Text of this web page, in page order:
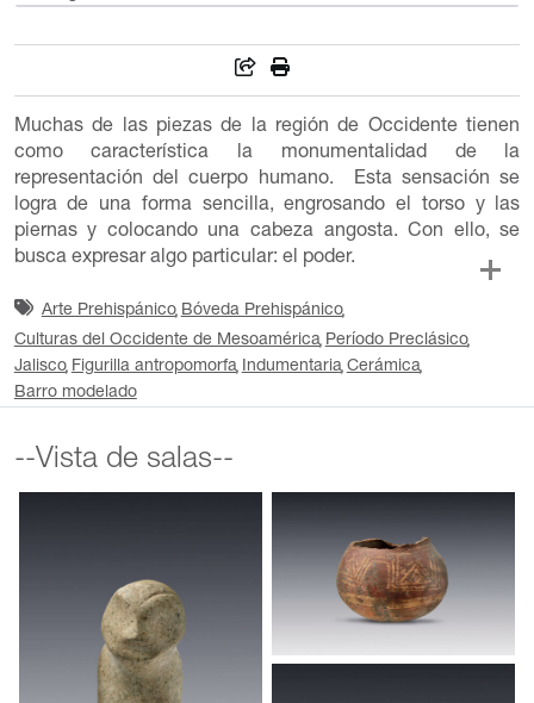
Muchas de las piezas de la región de Occidente tienen
como característica la monumentalidad de la
representación del cuerpo humano. Esta sensación se
logra de una forma sencilla, engrosando el torso y las
piernas y colocando una cabeza angosta. Con ello, se
busca expresar algo particular: el poder.
Arte Prehispánico Bóveda Prehispánico
Culturas del Occidente de Mesoamérica Período Preclásico
Jalisco Figurilla antropomorfa Indumentaria Cerámica
Barro modelado
--Vista de salas--